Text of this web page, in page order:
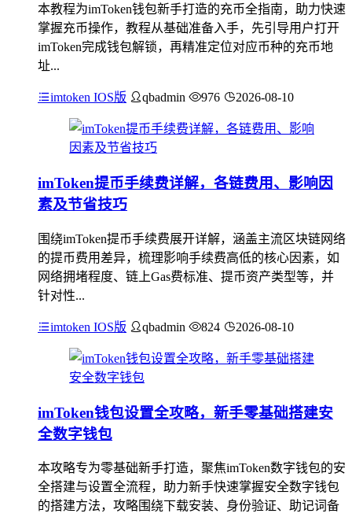
本教程为imToken钱包新手打造的充币全指南，助力快速
掌握充币操作，教程从基础准备入手，先引导用户打开
imToken完成钱包解锁，再精准定位对应币种的充币地
址...
imtoken IOS版 qbadmin 976 2026-08-10
imToken提币手续费详解，各链费用、影响因
素及节省技巧
围绕imToken提币手续费展开详解，涵盖主流区块链网络
的提币费用差异，梳理影响手续费高低的核心因素，如
网络拥堵程度、链上Gas费标准、提币资产类型等，并
针对性...
imtoken IOS版 qbadmin 824 2026-08-10
imToken钱包设置全攻略，新手零基础搭建安
全数字钱包
本攻略专为零基础新手打造，聚焦imToken数字钱包的安
全搭建与设置全流程，助力新手快速掌握安全数字钱包
的搭建方法，攻略围绕下载安装、身份验证、助记词备